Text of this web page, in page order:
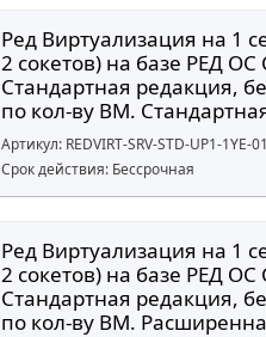
Ред Виртуализация на 1
2 сокетов) на базе РЕД ОС
Стандартная редакция,
по кол-ву ВМ.
Артикул: REDVIRT-SRV-STD-UP1-1YE-
Срок действия: Бессрочная
Ред Виртуализация на 1
2 сокетов) на базе РЕД ОС
Стандартная редакция,
по кол-ву ВМ.